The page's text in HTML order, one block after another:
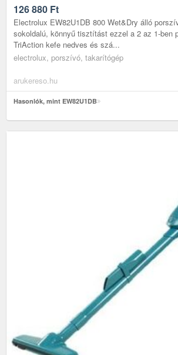
126 880 Ft
Electrolux EW82U1DB 800 Wet&Dry álló
sokoldalú, könnyű tisztítást ezzel a 2 az 1-ben
TriAction kefe nedves és szá...
electrolux, porszívó, takarítógép
arukereso.hu
Hasonlók, mint EW82U1DB